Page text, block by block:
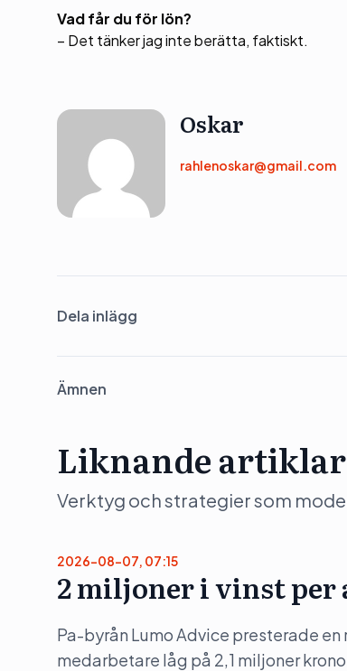
Vad får du för lön?
– Det tänker jag inte berätta, faktiskt.
Oskar
rahlenoskar@gmail.com
Dela inlägg
Ämnen
Liknande artiklar
Verktyg och strategier som
2026-08-07, 07:15
2 miljoner i vinst per
Pa-byrån Lumo Advice presterade
medarbetare låg på 2,1 miljoner